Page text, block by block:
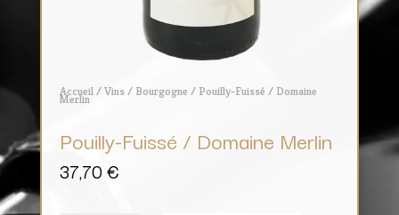
Accueil/Vins/ Bourgogne / Pouilly-Fuissé / Domaine
Merlin
Pouilly-Fuissé / Domaine Merlin
37,70€